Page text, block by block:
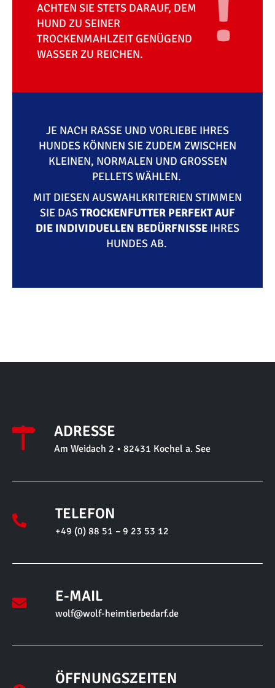
ACHTEN SIE STETS DARAUF, DEM
HUND ZU SEINER
TROCKENMAHLZEIT GENÜGEND
WASSER ZU REICHEN.
JE NACH RASSE UND VORLIEBE IHRES
HUNDES KÖNNEN SIE ZUDEM ZWISCHEN
KLEINEN, NORMALEN UND GROSSEN P
ELLETS WÄHLEN.
MIT DIESEN AUSWAHLKRITERIEN STIMMEN
SIE DASTROCKENFUTTER PERFEKT AUF
DIE INDIVIDUELLEN BEDÜRFNISSE IHRES
HUNDES AB.
ADRESSE
Am Weidach 2 • 82431 Kochel a. See
TELEFON
+49 (0) 88 51 – 9 23 53 12
E-MAIL
wolf@wolf-heimtierbedarf.de
ÖFFNUNGSZEITEN